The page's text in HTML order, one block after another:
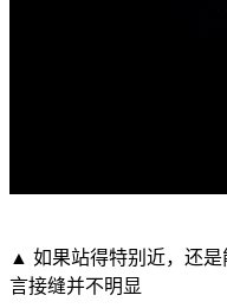
▲ 如果站得特别近，还
言接缝并不明显